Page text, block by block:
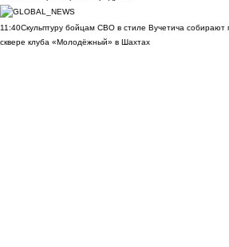
11:40Скульптуру бойцам СВО в стиле Вучетича
сквере клуба «Молодёжный» в Шахтах